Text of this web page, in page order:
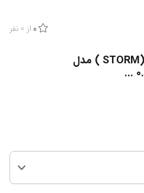
0 از 0 نفر
مداد نوکی (اتود ) استورم (STORM ) مدل